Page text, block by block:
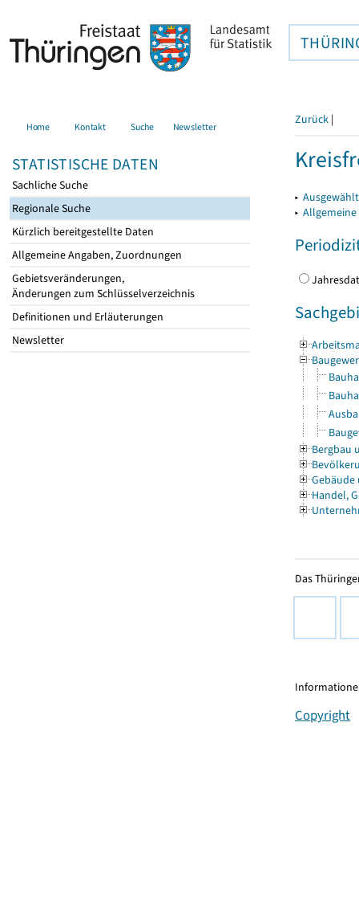
Home Kontakt Suche Newsletter
STATISTISCHE DATEN
Sachliche Suche
Regionale Suche
Kürzlich bereitgestellte Daten
Allgemeine Angaben, Zuordnungen
Gebietsveränderungen,
Änderungen zum Schlüsselverzeichnis
Definitionen und Erläuterungen
Newsletter
Zurück |
▸
▸
Bergbau
Gebäude
Handel,
Das
Copyright